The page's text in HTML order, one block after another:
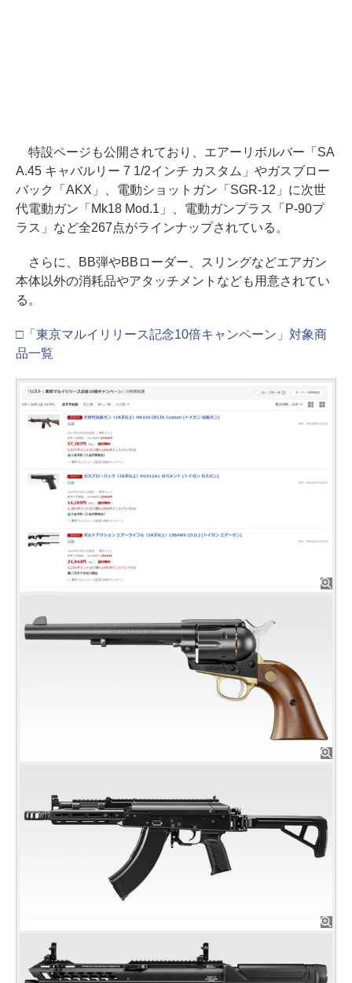
特設ページも公開されており、エアーリボルバー「SA
A.45 キャバルリー 7 1/2インチ カスタム」やガスブロー
バック「AKX」、電動ショットガン「SGR-12」に次世
代電動ガン「Mk18 Mod.1」、電動ガンプラス「P-90プ
ラス」など全267点がラインナップされている。
さらに、BB弾やBBローダー、スリングなどエアガン
本体以外の消耗品やアタッチメントなども用意されてい
る。
□「東京マルイリリース記念10倍キャンペーン」対象商
品一覧